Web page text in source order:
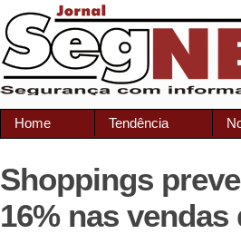
Home Tendência
Shoppings
16% nas vendas